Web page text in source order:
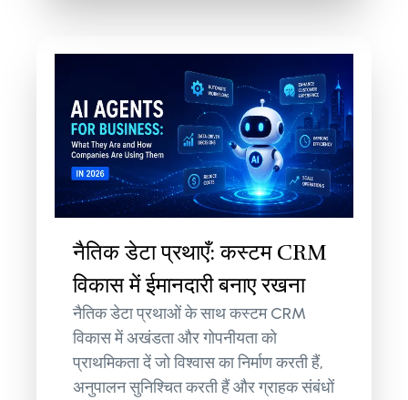
नैतिक डेटा प्रथाएँ: कस्टम CRM
विकास में ईमानदारी बनाए रखना
नैतिक डेटा प्रथाओं के साथ कस्टम CRM
विकास में अखंडता और गोपनीयता को
प्राथमिकता दें जो विश्वास का निर्माण करती हैं,
अनुपालन सुनिश्चित करती हैं और ग्राहक संबंधों